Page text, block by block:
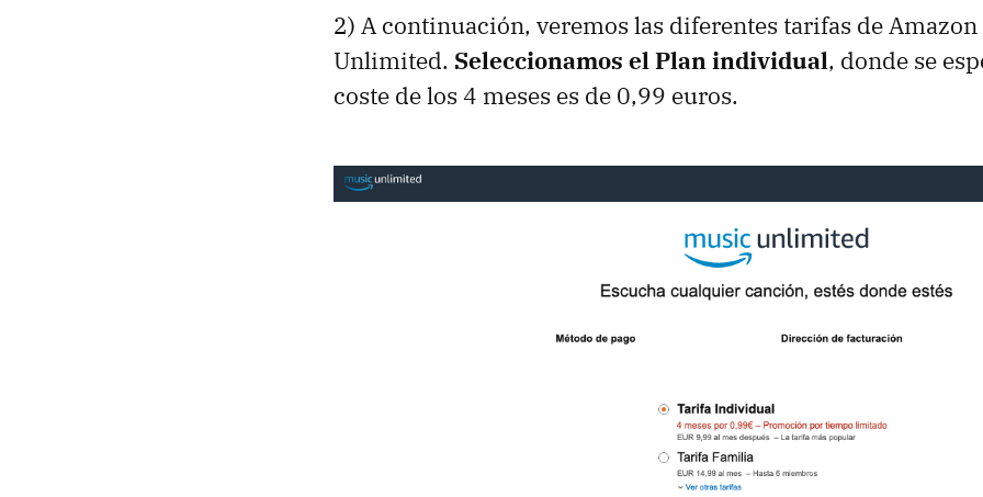
2) A continuación, veremos las diferentes tarifas de
Unlimited. Seleccionamos el Plan individual, donde se
coste de los 4 meses es de 0,99 euros.